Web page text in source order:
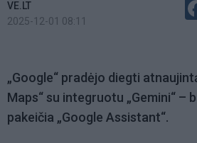
VE.LT
2025-12-01 08:11
„Google“ pradėjo diegti
Maps“ su integruotu „Gemini“ –
pakeičia „Google Assistant“.